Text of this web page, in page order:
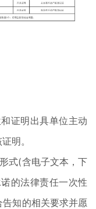
证明出具单位主动
明。
式(含电子文本，下
的法律责任一次性
知的相关要求并愿